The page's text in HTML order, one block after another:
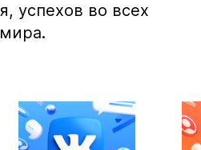
успехов во всех